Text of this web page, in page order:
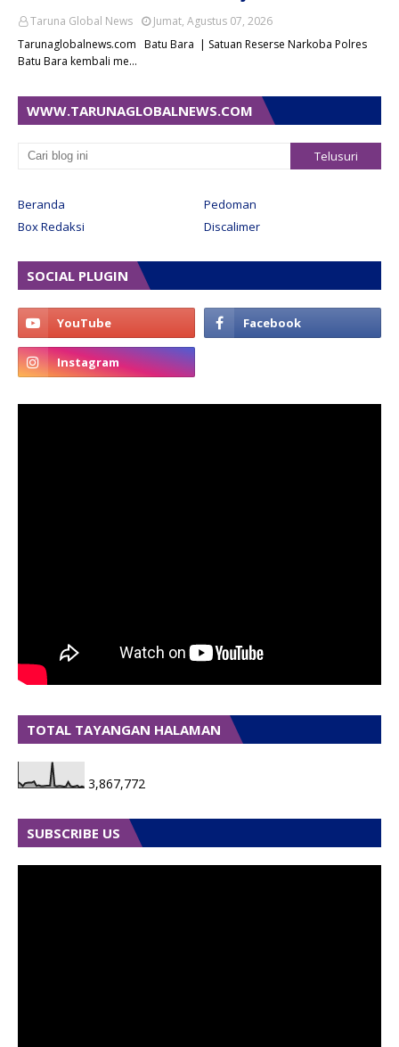
Taruna Global News
Jumat, Agustus 07, 2026
Tarunaglobalnews.com Batu Bara | Satuan Reserse Narkoba Polres
Batu Bara kembali me…
WWW.TARUNAGLOBALNEWS.COM
Beranda
Pedoman
Box Redaksi
Discalimer
SOCIAL PLUGIN
TOTAL TAYANGAN HALAMAN
3,867,772
SUBSCRIBE US